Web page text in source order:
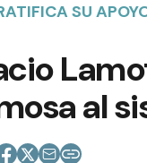
SU
al